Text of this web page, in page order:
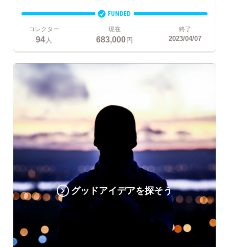
FUNDED
コレクター
94 人
現在
683,000円
終了
2023/04/07
グッドアイデアを探そう